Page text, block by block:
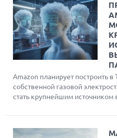
Amazon планирует построить в
собственной газовой
стать крупнейшим
нужды искусственного